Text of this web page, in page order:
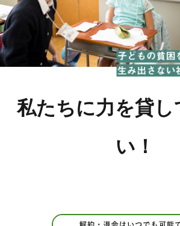
私たちに力を貸し
い！